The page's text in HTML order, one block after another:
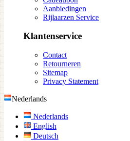
Aanbiedingen
Rijlaarzen Service
Klantenservice
Contact
Retourneren
Sitemap
Privacy Statement
Nederlands
Nederlands
English
Deutsch